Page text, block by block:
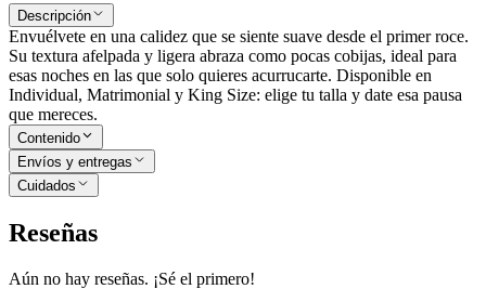
Descripción
Envuélvete en una calidez que se siente suave desde el primer roce.
Su textura afelpada y ligera abraza como pocas cobijas, ideal para
esas noches en las que solo quieres acurrucarte. Disponible en
Individual, Matrimonial y King Size: elige tu talla y date esa pausa
que mereces.
Contenido
Envíos y entregas
Cuidados
Reseñas
Aún no hay reseñas. ¡Sé el primero!